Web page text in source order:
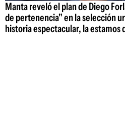
Manta reveló el plan de Diego
de pertenencia" en la selección
historia espectacular, la estamos